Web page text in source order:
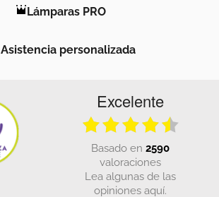
Lámparas PRO
Asistencia personalizada
Excelente
basado en 2590
valoraciones
Lea algunas de las
opiniones aquí.